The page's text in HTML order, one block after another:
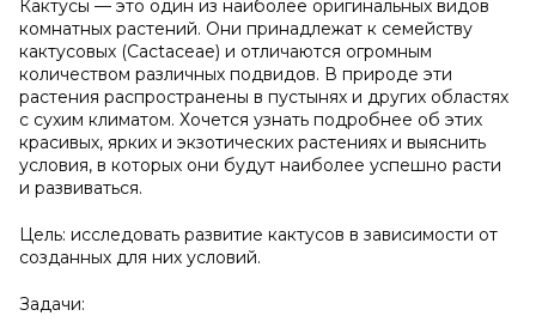
Кактусы — это один из наиболее оригинальных видов
комнатных растений. Они принадлежат к семейству
кактусовых (Cactaceae) и отличаются огромным
количеством различных подвидов. В природе эти
растения распространены в пустынях и других областях
с сухим климатом. Хочется узнать подробнее об этих
красивых, ярких и экзотических растениях и выяснить
условия, в которых они будут наиболее успешно расти
и развиваться.
Цель: исследовать развитие кактусов в зависимости от
созданных для них условий.
Задачи: